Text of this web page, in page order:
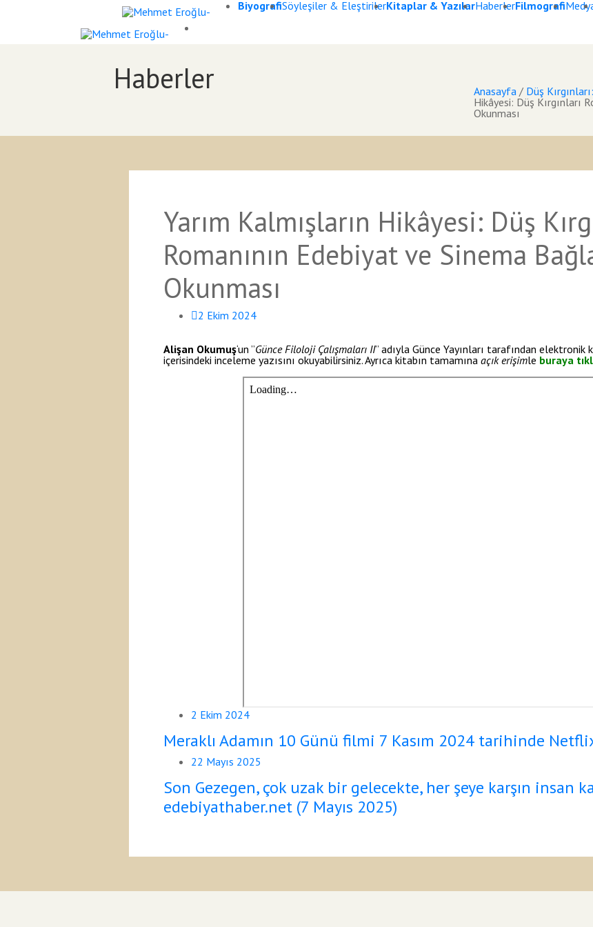
BiyografiSöyleşiler & EleştirilerKitaplar & YazılarHaberlerFilmografi
Haberler Anasayfa / Düş
Hikâyesi: Düş Kırgınları
Okunması
Yarım Kalmışların Hikâyesi: Düş
Romanının Edebiyat ve Sinema
Okunması
2 Ekim 2024
Alişan Okumuş‘un ”Günce Filoloji Çalışmaları II” adıyla Günce Yayınları tarafından
içerisindeki inceleme yazısını okuyabilirsiniz. Ayrıca kitabın tamamına açık erişimle buraya
2 Ekim 2024
Meraklı Adamın 10 Günü filmi 7 Kasım 2024 tarihinde
22 Mayıs 2025
Son Gezegen, çok uzak bir gelecekte, her şeye karşın insan
edebiyathaber.net (7 Mayıs 2025)